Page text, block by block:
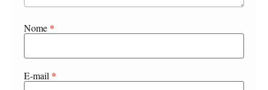
Nome *
E-mail *